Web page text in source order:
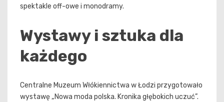
spektakle off-owe i monodramy.
Wystawy i sztuka dla
każdego
Centralne Muzeum Włókiennictwa w Łodzi przygotowało
wystawę „Nowa moda polska. Kronika głębokich uczuć”.